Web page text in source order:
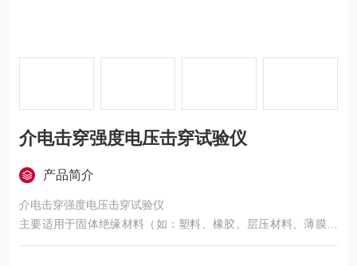
介电击穿强度电压击穿试验仪
产品简介
介电击穿强度电压击穿试验仪
主要适用于固体绝缘材料（如：塑料、橡胶、层压材料、薄膜、
树脂、云母、陶瓷、玻璃、绝缘漆等绝缘材料及绝缘件）在工频